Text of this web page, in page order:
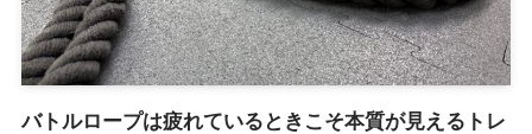
バトルロープは疲れているときこそ本質が見えるトレ